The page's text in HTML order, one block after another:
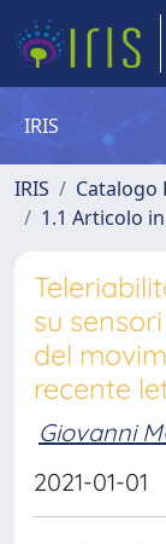
IRIS
IRIS Catalogo
1.1 Articolo
su
del
recente
Giovanni
2021-01-01